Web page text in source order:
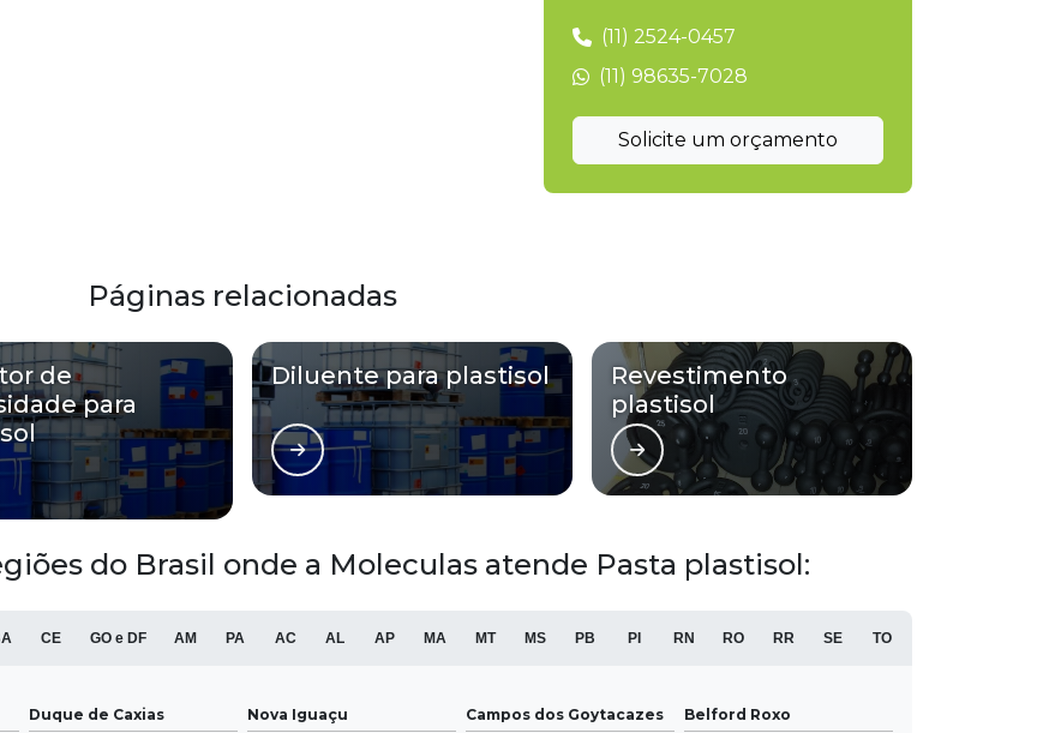
(11) 2524-0457
(11) 98635-7028
Solicite um orçamento
Páginas relacionadas
de
para
Diluente para plastisol
Revestimento
plastisol
do Brasil onde a Moleculas atende Pasta plastisol:
CE GO e DF AM PA AC AL AP MA MT MS PB PI RN RO RR SE TO
Duque de Caxias Nova Iguaçu Campos dos Goytacazes Belford Roxo